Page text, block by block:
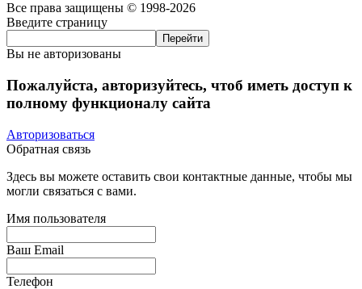
Все права защищены © 1998-2026
Введите страницу
Вы не авторизованы
Пожалуйста, авторизуйтесь, чтоб иметь доступ к
полному функционалу сайта
Авторизоваться
Обратная связь
Здесь вы можете оставить свои контактные данные, чтобы мы
могли связаться с вами.
Имя пользователя
Ваш Email
Телефон